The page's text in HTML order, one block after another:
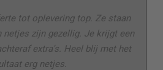
tot oplevering top. Ze staan
netjes zijn gezellig. Je krijgt een
extra's. Heel blij met het
erg netjes.